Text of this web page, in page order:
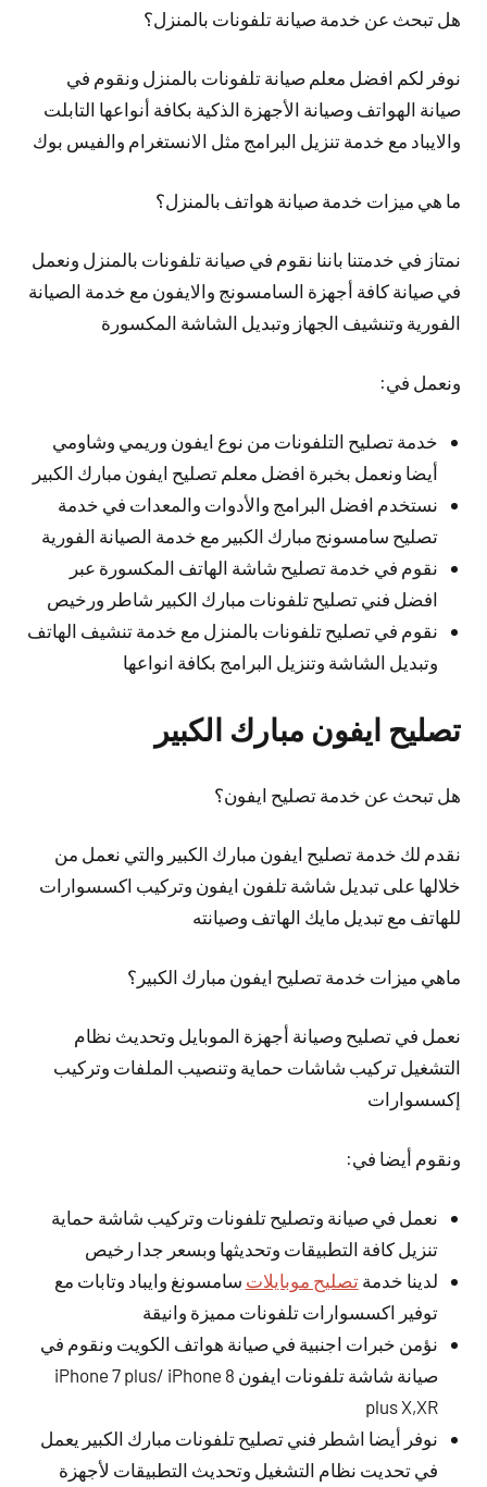
هل تبحث عن خدمة صيانة تلفونات بالمنزل؟
نوفر لكم افضل معلم صيانة تلفونات بالمنزل ونقوم في
صيانة الهواتف وصيانة الأجهزة الذكية بكافة أنواعها التابلت
والايباد مع خدمة تنزيل البرامج مثل الانستغرام والفيس بوك
ما هي ميزات خدمة صيانة هواتف بالمنزل؟
نمتاز في خدمتنا باننا نقوم في صيانة تلفونات بالمنزل ونعمل
في صيانة كافة أجهزة السامسونج والايفون مع خدمة الصيانة
الفورية وتنشيف الجهاز وتبديل الشاشة المكسورة
ونعمل في:
خدمة تصليح التلفونات من نوع ايفون وريمي وشاومي
أيضا ونعمل بخبرة افضل معلم تصليح ايفون مبارك الكبير
نستخدم افضل البرامج والأدوات والمعدات في خدمة
تصليح سامسونج مبارك الكبير مع خدمة الصيانة الفورية
نقوم في خدمة تصليح شاشة الهاتف المكسورة عبر
افضل فني تصليح تلفونات مبارك الكبير شاطر ورخيص
نقوم في تصليح تلفونات بالمنزل مع خدمة تنشيف الهاتف
وتبديل الشاشة وتنزيل البرامج بكافة انواعها
تصليح ايفون مبارك الكبير
هل تبحث عن خدمة تصليح ايفون؟
نقدم لك خدمة تصليح ايفون مبارك الكبير والتي نعمل من
خلالها على تبديل شاشة تلفون ايفون وتركيب اكسسوارات
للهاتف مع تبديل مايك الهاتف وصيانته
ماهي ميزات خدمة تصليح ايفون مبارك الكبير؟
نعمل في تصليح وصيانة أجهزة الموبايل وتحديث نظام
التشغيل تركيب شاشات حماية وتنصيب الملفات وتركيب
إكسسوارات
ونقوم أيضا في:
نعمل في صيانة وتصليح تلفونات وتركيب شاشة حماية
تنزيل كافة التطبيقات وتحديثها وبسعر جدا رخيص
لدينا خدمةتصليح موبايلات سامسونغ وايباد وتابات مع
توفير اكسسوارات تلفونات مميزة وانيقة
نؤمن خبرات اجنبية في صيانة هواتف الكويت ونقوم في
صيانة شاشة تلفونات ايفون iPhone 7 plus/ iPhone 8
plus X,XR
نوفر أيضا اشطر فني تصليح تلفونات مبارك الكبير يعمل
في تحديت نظام التشغيل وتحديث التطبيقات لأجهزة